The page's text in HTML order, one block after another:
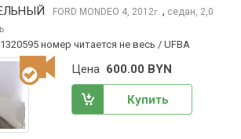
FORD MONDEO 4, 2012г. , седан, 2,0
номер читается не весь / UFBA
Цена 600.00 BYN
Купить